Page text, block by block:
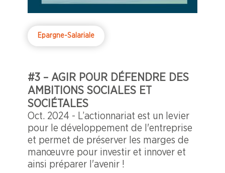
Epargne-Salariale
#3 – AGIR POUR DÉFENDRE DES
AMBITIONS SOCIALES ET
SOCIÉTALES
Oct. 2024 - L’actionnariat est un levier
pour le développement de l'entreprise
et permet de préserver les marges de
manœuvre pour investir et innover et
ainsi préparer l'avenir !